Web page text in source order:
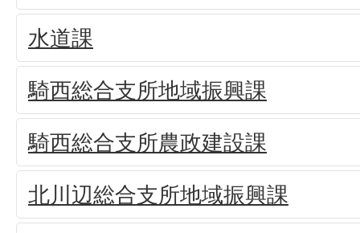
水道課
騎西総合支所地域振興課
騎西総合支所農政建設課
北川辺総合支所地域振興課